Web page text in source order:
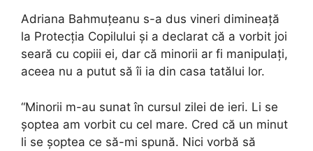
Adriana Bahmuțeanu s-a dus vineri dimineață
la Protecția Copilului și a declarat că a vorbit joi
seară cu copiii ei, dar că minorii ar fi manipulați,
aceea nu a putut să îi ia din casa tatălui lor.
“Minorii m-au sunat în cursul zilei de ieri. Li se
șoptea am vorbit cu cel mare. Cred că un minut
li se șoptea ce să-mi spună. Nici vorbă să